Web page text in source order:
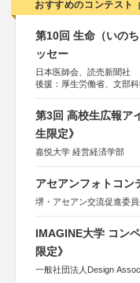
おすすめのコンテスト
第10回 生命（いの
ッセー
日本医師会、読売新聞社
後援：厚生労働省、文部
しん生命保険株式会社
第3回 高校生広報ア
生限定》
嘉悦大学 経営経済学部
アセアンフォトコン
堺・アセアン交流促進委
IMAGINE大学 コン
限定》
一般社団法人Design